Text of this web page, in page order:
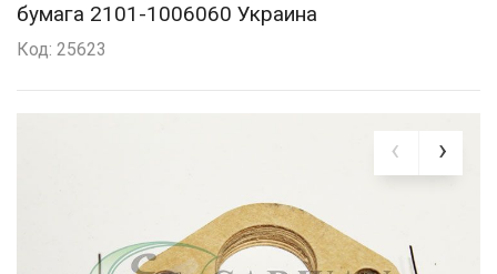
бумага 2101-1006060 Украина
Код: 25623